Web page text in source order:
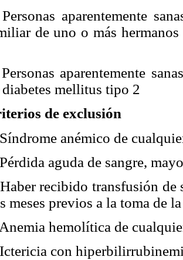
aparentemente
de uno o más
aparentemente
diabetes mellitus tipo 2
de exclusión
anémico de
aguda de sangre,
recibido transfusión
meses previos a la toma de
hemolítica de
con